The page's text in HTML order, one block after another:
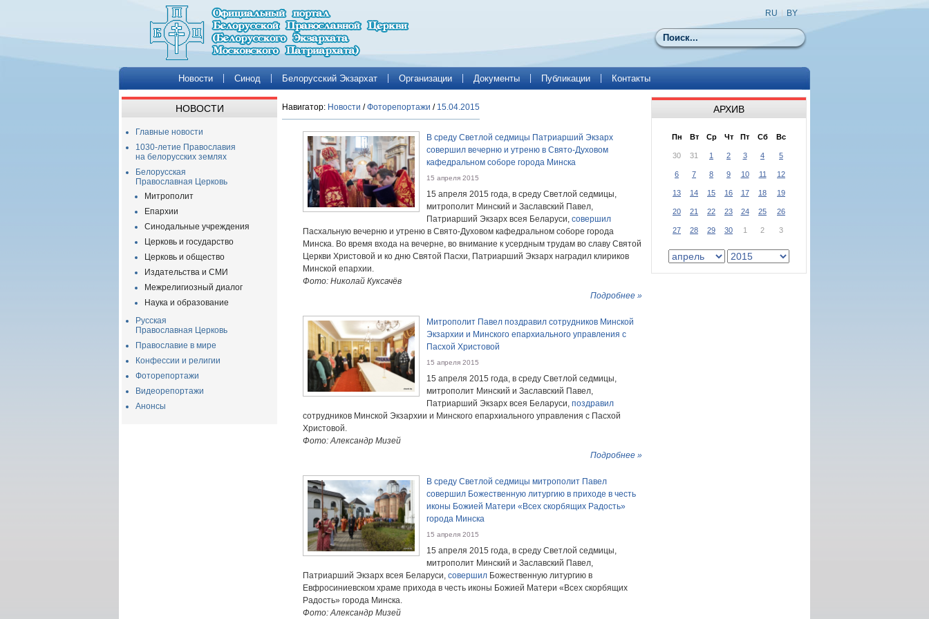
Поиск
RU BY
Новости Синод Белорусский Экзархат Организации Документы Публикации Контакты
НОВОСТИ
Главные новости
1030-летие Православия
на белорусских землях
Белорусская
Православная Церковь
Митрополит
Епархии
Синодальные учреждения
Церковь и государство
Церковь и общество
Издательства и СМИ
Межрелигиозный диалог
Наука и образование
Русская
Православная Церковь
Православие в мире
Конфессии и религии
Фоторепортажи
Видеорепортажи
Анонсы
Навигатор: Новости /Фоторепортажи / 15.04.2015
В среду Светлой седмицы Патриарший Экзарх
совершил вечерню и утреню в Свято-Духовом
кафедральном соборе города Минска
15 апреля 2015
15 апреля 2015 года, в среду Светлой седмицы,
митрополит Минский и Заславский Павел,
Патриарший Экзарх всея Беларуси, совершил
Пасхальную вечерню и утреню в Свято-Духовом кафедральном соборе города
Минска. Во время входа на вечерне, во внимание к усердным трудам во славу Святой
Церкви Христовой и ко дню Святой Пасхи, Патриарший Экзарх наградил клириков
Минской епархии.
Фото: Николай Куксачёв
Подробнее »
Митрополит Павел поздравил сотрудников Минской
Экзархии и Минского епархиального управления с
Пасхой Христовой
15 апреля 2015
15 апреля 2015 года, в среду Светлой седмицы,
митрополит Минский и Заславский Павел,
Патриарший Экзарх всея Беларуси, поздравил
сотрудников Минской Экзархии и Минского епархиального управления с Пасхой
Христовой.
Фото: Александр Мизей
Подробнее »
В среду Светлой седмицы митрополит Павел
совершил Божественную литургию в приходе в честь
иконы Божией Матери «Всех скорбящих Радость»
города Минска
15 апреля 2015
15 апреля 2015 года, в среду Светлой седмицы,
митрополит Минский и Заславский Павел,
Патриарший Экзарх всея Беларуси, совершил Божественную литургию в
Евфросиниевском храме прихода в честь иконы Божией Матери «Всех скорбящих
Радость» города Минска.
Фото: Александр Мизей
АРХИВ
Пн Вт Ср Чт Пт Сб Вс
30 31 1 2 3 4 5
6 7 8 9 10 11 12
13 14 15 16 17 18 19
20 21 22 23 24 25 26
27 28 29 30 1 2 3